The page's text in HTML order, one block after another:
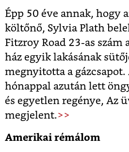
Épp 50 éve annak, hogy
költőnő, Sylvia Plath
Fitzroy Road 23-as
ház egyik lakásának
megnyitotta a gázcsapot.
hónappal azután lett
és egyetlen regénye, Az
megjelent.>>
Amerikai rémálom